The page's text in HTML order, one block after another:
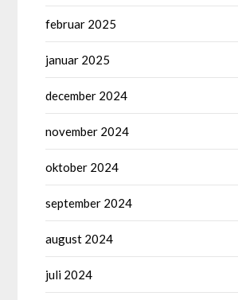
februar 2025
januar 2025
december 2024
november 2024
oktober 2024
september 2024
august 2024
juli 2024